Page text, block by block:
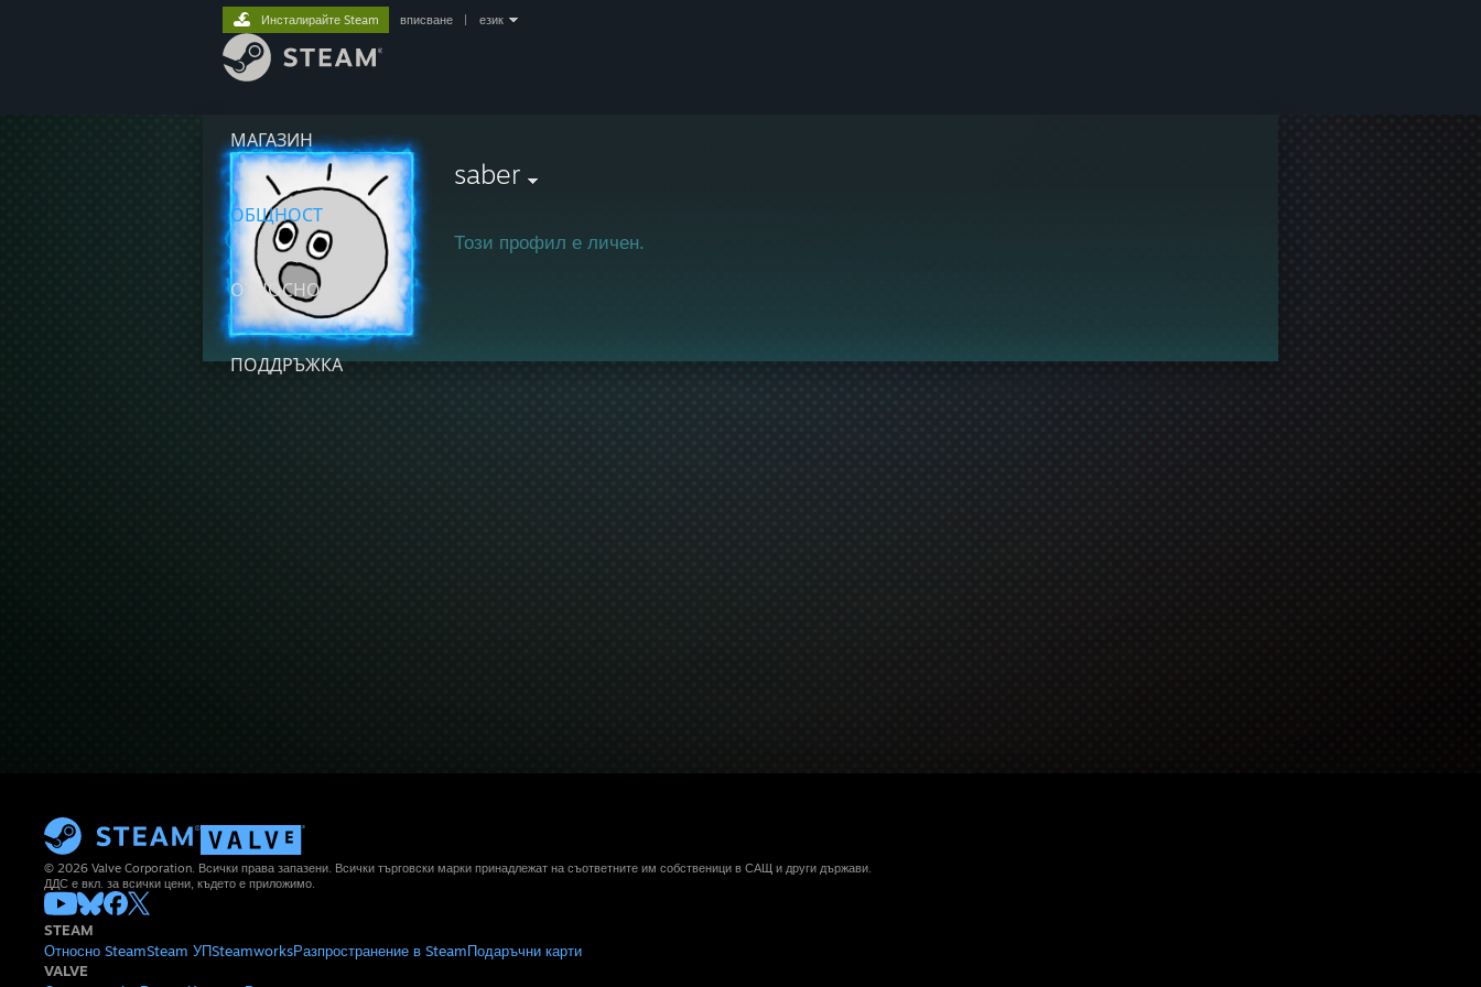
МАГАЗИН
ОБЩНОСТ
ОТНОСНО
ПОДДРЪЖКА
Инсталирайте Steam вписване език
saber
Този профил е личен.
© 2026 Valve Corporation. Всички права запазени. Всички търговски марки принадлежат на съответните им собственици в САЩ и други държави.
ДДС е вкл. за всички цени, където е приложимо.
STEAM
Относно SteamSteam УПSteamworksРазпространение в SteamПодаръчни карти
VALVE